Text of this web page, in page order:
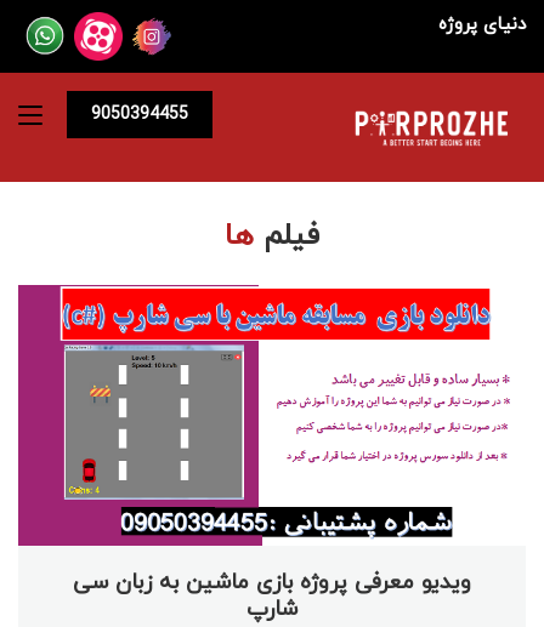
دنیای پروژه
9050394455
فیلم ها
ویدیو معرفی پروژه بازی ماشین به زبان سی
شارپ